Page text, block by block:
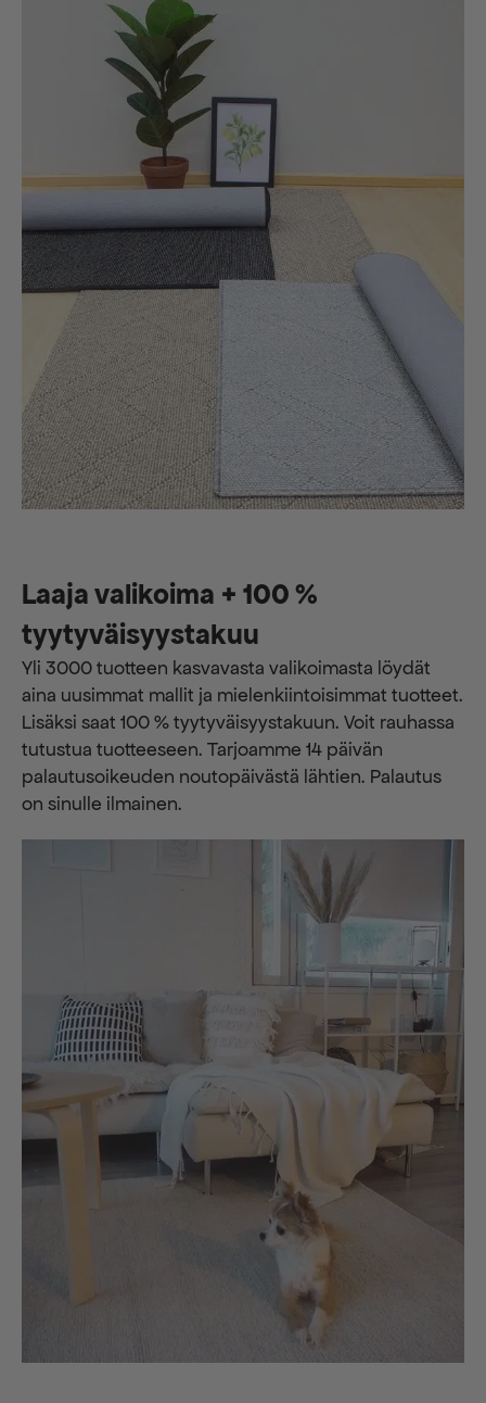
Laaja valikoima + 100 %
tyytyväisyystakuu
Yli 3000 tuotteen kasvavasta valikoimasta löydät
aina uusimmat mallit ja mielenkiintoisimmat tuotteet.
Lisäksi saat 100 % tyytyväisyystakuun. Voit rauhassa
tutustua tuotteeseen. Tarjoamme 14 päivän
palautusoikeuden noutopäivästä lähtien. Palautus
on sinulle ilmainen.